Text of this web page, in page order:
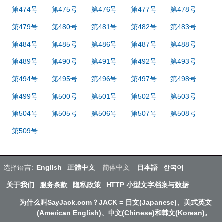
第474号 第475号 第476号 第477号 第478号
第479号 第480号 第481号 第482号 第483号
第484号 第485号 第486号 第487号 第488号
第489号 第490号 第491号 第492号 第493号
第494号 第495号 第496号 第497号 第498号
第499号 第500号 第501号 第502号 第503号
第504号 第505号 第506号 第507号 第508号
第509号
选择语言: English 正體中文 简体中文 日本語 한국어
关于我们 服务条款 隐私政策 HTTP 小型文字档案与数据
为什么叫SayJack.com？JACK = 日文(Japanese)、美式英文
(American English)、中文(Chinese)和韩文(Korean)。